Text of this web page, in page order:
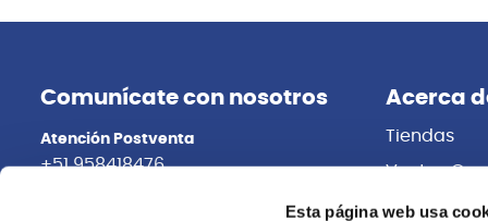
Esta página web usa
Comunícate con nosotros
Atención Postventa
+51 958418476
Acerca
Tiendas
Ventas